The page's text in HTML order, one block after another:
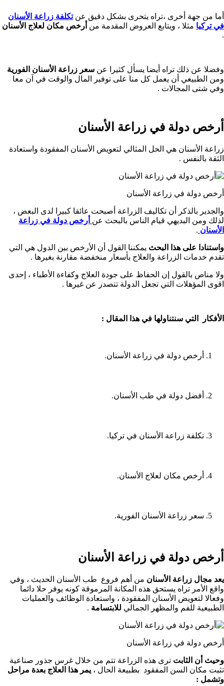
أما من جهة أخرى ،تراه يتحرى بشكل دقيق عنتكلفة زراعة الأسنان
في تركيا مثلا ، ويتابع العروض المقدمة من أرخص مكان لعلاج الأسنان
.
وفضلا عن ذلك تراه أيضا يسأل كثيرا عن سعر زراعة الأسنان الفورية
ومن الطبيعي أن يعمل كل منا على توفير المال والوقت في آن معا
وفي شتى المجالات .
أرخص دولة في زراعة الأسنان
زراعة الأسنان هي الحل المثالي لتعويض الأسنان المفقودة واستعادة
الثقة بالنفس .
أرخص دولة في زراعة الأسنان
والجدير بالذكر أن تكاليف الزراعة أصبحت عائقا كبيرا لدى البعض ،
لذلك ومن البديهي قيام الناس بالبحث عن أرخص دولة في زراعة
الأسنان .
واستنادا على هذا البحث يمكننا القول أن الأرخص بين الدول هي التي
تقدم خدمات الزراعة والعلاج بأسعار منخفضة مقارنة بغيرها .
ولا مناص بالقول إن الحفاظ على جودة العلاج وكفاءة الأطباء ، إحدى
اقوى المؤهلات التي تجعل الدولة تتصدر عن غيرها .
الأفكار التي سنتناولها في هذا المقال :
أرخص دولة في زراعة الأسنان.
أفضل دولة في طب الأسنان.
تكلفة زراعة الأسنان في تركيا.
أرخص مكان لعلاج الأسنان.
سعر زراعة الأسنان الفورية.
أرخص دولة في زراعة الأسنان
يعد مجال زراعة الأسنان من أهم فروع طب الأسنان الحديث ، وفي
واقع الأمر تراه يستحق هذه المكانة المرموقة كونه يوفر حلا دائما
وفعالا لتعويض الأسنان المفقودة ، واستعادة الوظائف والعمليات
الطبيعية للفم والمظهر الجمالي للابتسامة .
أرخص دولة في زراعة الأسنان
وحيث أن الثابت ترى هذه الزراعة تتم من خلال غرس جذور صناعية
تثبت مكان السن المفقود بطبيعة الحال ، يمر هذا العلاج بعدة مراحل
وتشمل :